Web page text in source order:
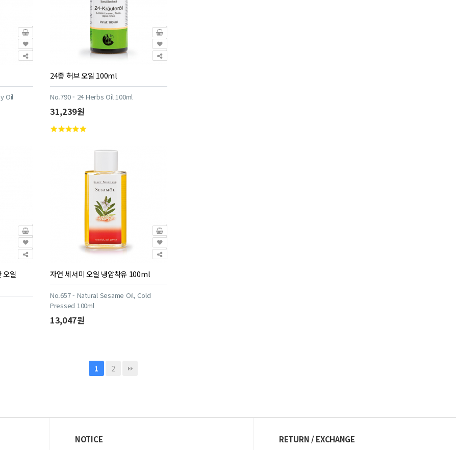
Oil
24종 허브 오일 100ml
No.790 - 24 Herbs Oil 100ml
31,239원
오일
자연 세서미 오일 냉압착유 100ml
No.657 - Natural Sesame Oil, Cold
Pressed 100ml
13,047원
1 2
NOTICE RETURN / EXCHANGE